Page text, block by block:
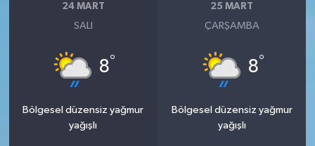
24 MART
SALI
8°
Bölgesel düzensiz yağmur
yağışlı
25 MART
ÇARŞAMBA
8°
Bölgesel düzensiz yağmur
yağışlı